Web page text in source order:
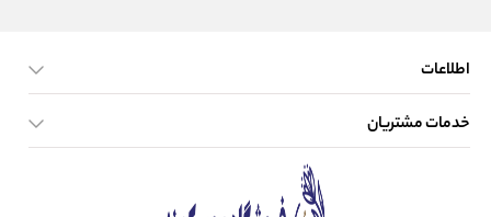
اطلاعات
صفحه اصلی
خدمات مشتریان